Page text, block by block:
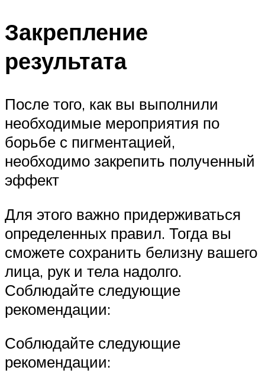
Закрепление
результата
После того, как вы выполнили
необходимые мероприятия по
борьбе с пигментацией,
необходимо закрепить полученный
эффект
Для этого важно придерживаться
определенных правил. Тогда вы
сможете сохранить белизну вашего
лица, рук и тела надолго.
Соблюдайте следующие
рекомендации:
Соблюдайте следующие
рекомендации: